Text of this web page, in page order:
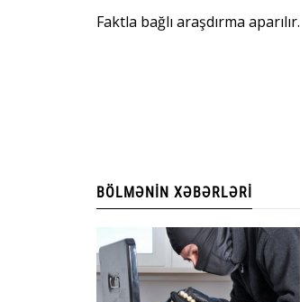
Faktla bağlı araşdırma aparılır.
BÖLMƏNIN XƏBƏRLƏRI